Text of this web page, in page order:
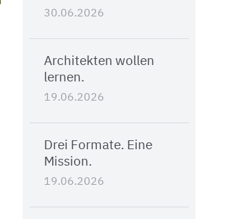
30.06.2026
Architekten wollen
lernen.
19.06.2026
Drei Formate. Eine
Mission.
19.06.2026